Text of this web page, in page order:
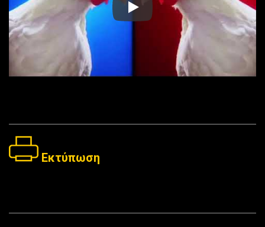
https://www.youtube.com/embed/
Εκτύπωση